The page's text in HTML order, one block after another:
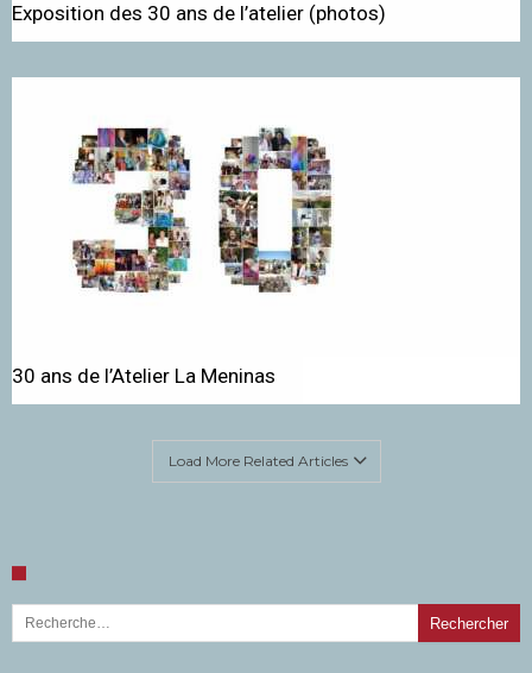
Exposition des 30 ans de l’atelier (photos)
30 ans de l’Atelier La Meninas
Load More Related Articles
Rechercher :